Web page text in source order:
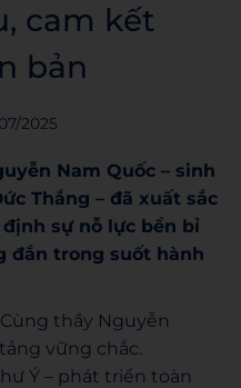
cam kết
bản
2025
Nam Quốc – sinh
Thắng – đã xuất sắc
định sự nỗ lực bền bỉ
đắn trong suốt hành
Cùng thầy Nguyễn
vững chắc.
Ý – phát triển toàn